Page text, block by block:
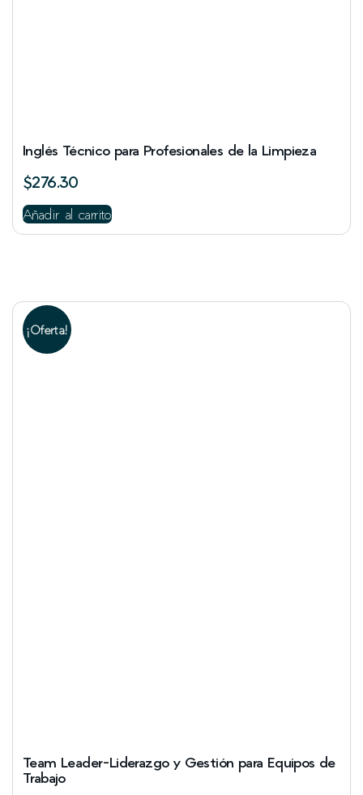
Inglés Técnico para Profesionales de la Limpieza
$276.30
Añadir al carrito
¡Oferta!
Team Leader-Liderazgo y Gestión para Equipos de
Trabajo